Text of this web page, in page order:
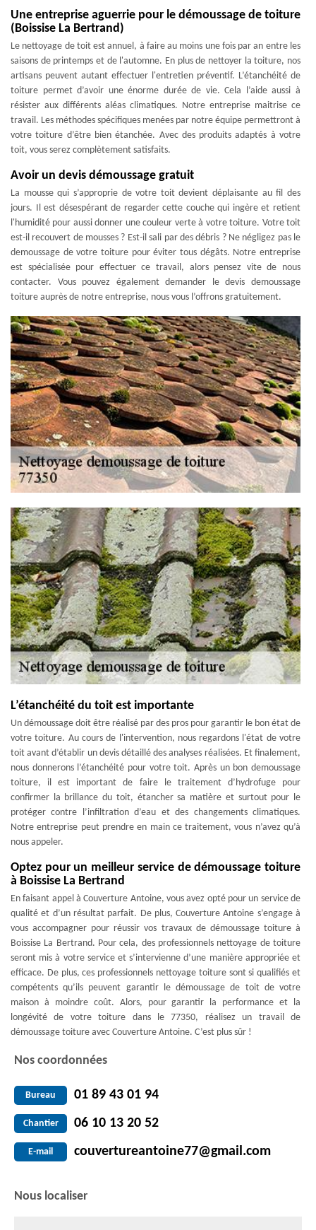
Une entreprise aguerrie pour le démoussage de toiture
(Boissise La Bertrand)
Le nettoyage de toit est annuel, à faire au moins une fois par an entre les
saisons de printemps et de l'automne. En plus de nettoyer la toiture, nos
artisans peuvent autant effectuer l'entretien préventif. L’étanchéité de
toiture permet d’avoir une énorme durée de vie. Cela l’aide aussi à
résister aux différents aléas climatiques. Notre entreprise maitrise ce
travail. Les méthodes spécifiques menées par notre équipe permettront à
votre toiture d’être bien étanchée. Avec des produits adaptés à votre
toit, vous serez complètement satisfaits.
Avoir un devis démoussage gratuit
La mousse qui s’approprie de votre toit devient déplaisante au fil des
jours. Il est désespérant de regarder cette couche qui ingère et retient
l'humidité pour aussi donner une couleur verte à votre toiture. Votre toit
est-il recouvert de mousses ? Est-il sali par des débris ? Ne négligez pas le
demoussage de votre toiture pour éviter tous dégâts. Notre entreprise
est spécialisée pour effectuer ce travail, alors pensez vite de nous
contacter. Vous pouvez également demander le devis demoussage
toiture auprès de notre entreprise, nous vous l’offrons gratuitement.
L’étanchéité du toit est importante
Un démoussage doit être réalisé par des pros pour garantir le bon état de
votre toiture. Au cours de l'intervention, nous regardons l'état de votre
toit avant d’établir un devis détaillé des analyses réalisées. Et finalement,
nous donnerons l’étanchéité pour votre toit. Après un bon demoussage
toiture, il est important de faire le traitement d’hydrofuge pour
confirmer la brillance du toit, étancher sa matière et surtout pour le
protéger contre l’infiltration d’eau et des changements climatiques.
Notre entreprise peut prendre en main ce traitement, vous n’avez qu’à
nous appeler.
Optez pour un meilleur service de démoussage toiture
à Boissise La Bertrand
En faisant appel à Couverture Antoine, vous avez opté pour un service de
qualité et d’un résultat parfait. De plus, Couverture Antoine s’engage à
vous accompagner pour réussir vos travaux de démoussage toiture à
Boissise La Bertrand. Pour cela, des professionnels nettoyage de toiture
seront mis à votre service et s’intervienne d’une manière appropriée et
efficace. De plus, ces professionnels nettoyage toiture sont si qualifiés et
compétents qu’ils peuvent garantir le démoussage de toit de votre
maison à moindre coût. Alors, pour garantir la performance et la
longévité de votre toiture dans le 77350, réalisez un travail de
démoussage toiture avec Couverture Antoine. C’est plus sûr !
Nos coordonnées
Bureau 01 89 43 01 94
Chantier 06 10 13 20 52
E-mail couvertureantoine77@gmail.com
Nous localiser